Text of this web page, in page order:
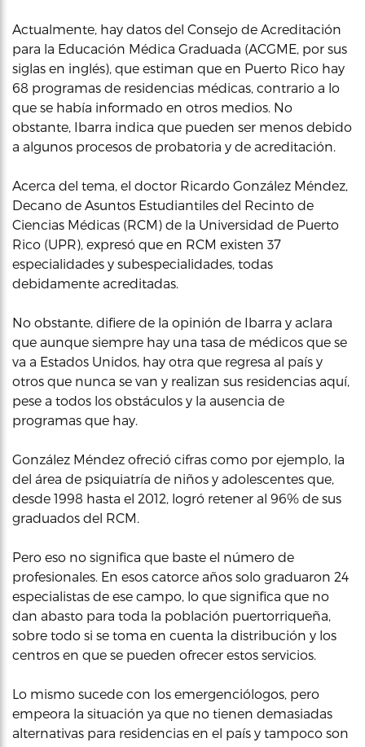
Actualmente, hay datos del Consejo de Acreditación
para la Educación Médica Graduada (ACGME, por sus
siglas en inglés), que estiman que en Puerto Rico hay
68 programas de residencias médicas, contrario a lo
que se había informado en otros medios. No
obstante, Ibarra indica que pueden ser menos debido
a algunos procesos de probatoria y de acreditación.
Acerca del tema, el doctor Ricardo González Méndez,
Decano de Asuntos Estudiantiles del Recinto de
Ciencias Médicas (RCM) de la Universidad de Puerto
Rico (UPR), expresó que en RCM existen 37
especialidades y subespecialidades, todas
debidamente acreditadas.
No obstante, difiere de la opinión de Ibarra y aclara
que aunque siempre hay una tasa de médicos que se
va a Estados Unidos, hay otra que regresa al país y
otros que nunca se van y realizan sus residencias aquí,
pese a todos los obstáculos y la ausencia de
programas que hay.
González Méndez ofreció cifras como por ejemplo, la
del área de psiquiatría de niños y adolescentes que,
desde 1998 hasta el 2012, logró retener al 96% de sus
graduados del RCM.
Pero eso no significa que baste el número de
profesionales. En esos catorce años solo graduaron 24
especialistas de ese campo, lo que significa que no
dan abasto para toda la población puertorriqueña,
sobre todo si se toma en cuenta la distribución y los
centros en que se pueden ofrecer estos servicios.
Lo mismo sucede con los emergenciólogos, pero
empeora la situación ya que no tienen demasiadas
alternativas para residencias en el país y tampoco son